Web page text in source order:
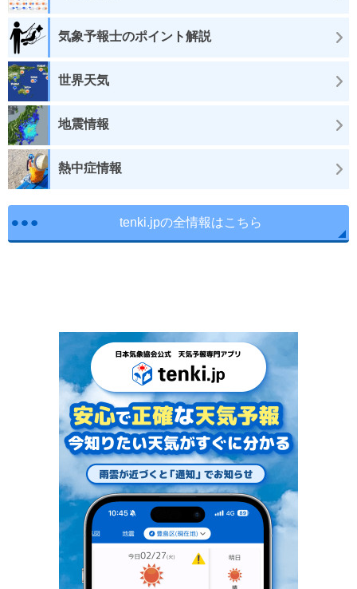
気象予報士のポイント解説
世界天気
地震情報
熱中症情報
tenki.jpの全情報はこちら